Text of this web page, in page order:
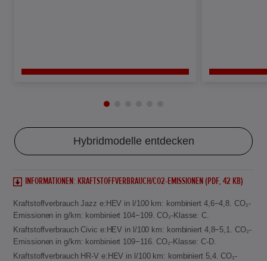
Hybridmodelle entdecken
INFORMATIONEN: KRAFTSTOFFVERBRAUCH/CO2-EMISSIONEN (PDF, 42 KB)
Kraftstoffverbrauch Jazz e:HEV in l/100 km: kombiniert 4,6−4,8. CO₂-
Emissionen in g/km: kombiniert 104−109. CO₂-Klasse: C.
Kraftstoffverbrauch Civic e:HEV in l/100 km: kombiniert 4,8−5,1. CO₂-
Emissionen in g/km: kombiniert 109−116. CO₂-Klasse: C-D.
Kraftstoffverbrauch HR-V e:HEV in l/100 km: kombiniert 5,4. CO₂-